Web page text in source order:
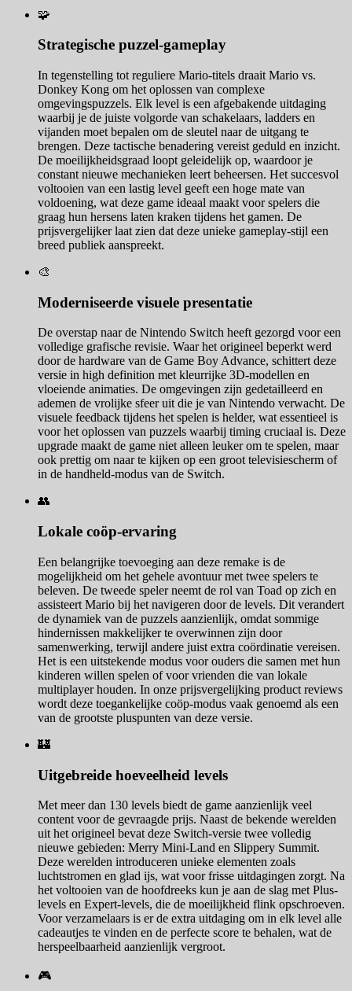
🧩
Strategische puzzel-gameplay
In tegenstelling tot reguliere Mario-titels draait Mario vs.
Donkey Kong om het oplossen van complexe
omgevingspuzzels. Elk level is een afgebakende uitdaging
waarbij je de juiste volgorde van schakelaars, ladders en
vijanden moet bepalen om de sleutel naar de uitgang te
brengen. Deze tactische benadering vereist geduld en inzicht.
De moeilijkheidsgraad loopt geleidelijk op, waardoor je
constant nieuwe mechanieken leert beheersen. Het succesvol
voltooien van een lastig level geeft een hoge mate van
voldoening, wat deze game ideaal maakt voor spelers die
graag hun hersens laten kraken tijdens het gamen. De
prijsvergelijker laat zien dat deze unieke gameplay-stijl een
breed publiek aanspreekt.
🎨
Moderniseerde visuele presentatie
De overstap naar de Nintendo Switch heeft gezorgd voor een
volledige grafische revisie. Waar het origineel beperkt werd
door de hardware van de Game Boy Advance, schittert deze
versie in high definition met kleurrijke 3D-modellen en
vloeiende animaties. De omgevingen zijn gedetailleerd en
ademen de vrolijke sfeer uit die je van Nintendo verwacht. De
visuele feedback tijdens het spelen is helder, wat essentieel is
voor het oplossen van puzzels waarbij timing cruciaal is. Deze
upgrade maakt de game niet alleen leuker om te spelen, maar
ook prettig om naar te kijken op een groot televisiescherm of
in de handheld-modus van de Switch.
👥
Lokale coöp-ervaring
Een belangrijke toevoeging aan deze remake is de
mogelijkheid om het gehele avontuur met twee spelers te
beleven. De tweede speler neemt de rol van Toad op zich en
assisteert Mario bij het navigeren door de levels. Dit verandert
de dynamiek van de puzzels aanzienlijk, omdat sommige
hindernissen makkelijker te overwinnen zijn door
samenwerking, terwijl andere juist extra coördinatie vereisen.
Het is een uitstekende modus voor ouders die samen met hun
kinderen willen spelen of voor vrienden die van lokale
multiplayer houden. In onze prijsvergelijking product reviews
wordt deze toegankelijke coöp-modus vaak genoemd als een
van de grootste pluspunten van deze versie.
🏰
Uitgebreide hoeveelheid levels
Met meer dan 130 levels biedt de game aanzienlijk veel
content voor de gevraagde prijs. Naast de bekende werelden
uit het origineel bevat deze Switch-versie twee volledig
nieuwe gebieden: Merry Mini-Land en Slippery Summit.
Deze werelden introduceren unieke elementen zoals
luchtstromen en glad ijs, wat voor frisse uitdagingen zorgt. Na
het voltooien van de hoofdreeks kun je aan de slag met Plus-
levels en Expert-levels, die de moeilijkheid flink opschroeven.
Voor verzamelaars is er de extra uitdaging om in elk level alle
cadeautjes te vinden en de perfecte score te behalen, wat de
herspeelbaarheid aanzienlijk vergroot.
🎮